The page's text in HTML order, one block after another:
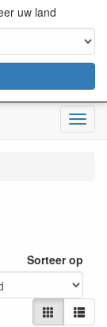
Menu
Sorteer op
uw land